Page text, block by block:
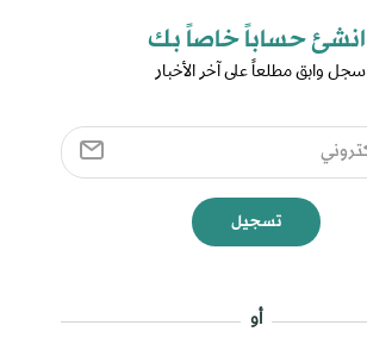
انشئ حساباً خاصاً بك​
سجل وابق مطلعاً على آخر الأخبار ​
تسجيل
أو